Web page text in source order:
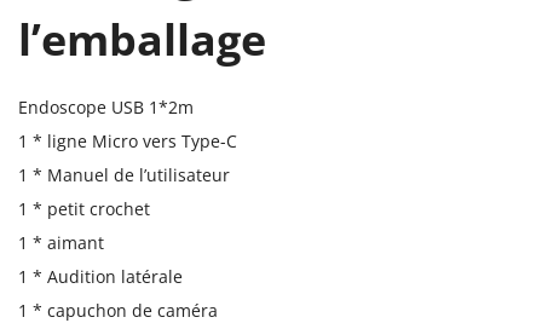
l’emballage
Endoscope USB 1*2m
1 * ligne Micro vers Type-C
1 * Manuel de l’utilisateur
1 * petit crochet
1 * aimant
1 * Audition latérale
1 * capuchon de caméra